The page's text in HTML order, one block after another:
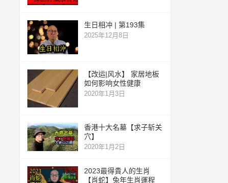
生日相冲 | 第193集
2025年12月8日
【改运|风水】 家居地板
如何影响女性健康
2020年1月3日
香港十大名墓【求子斩关
穴】
2020年1月2日
2023最得貴人的生肖
【肖蛇】兔年生肖運程